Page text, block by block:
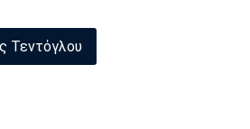
Παρί Σεν
Τεντόγλου